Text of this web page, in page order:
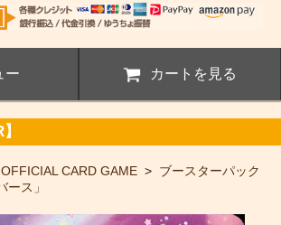
ー カートを見る
CARD GAME > ブースターパック
ース」